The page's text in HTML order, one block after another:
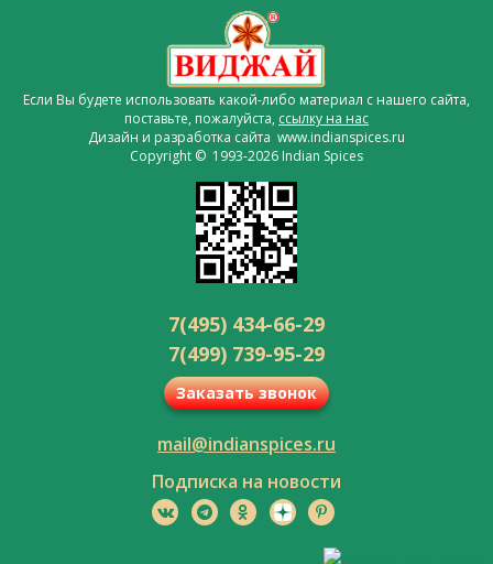
Если Вы будете использовать какой-либо материал с нашего сайта,
поставьте, пожалуйста, ссылку на нас
Дизайн и разработка сайта www.indianspices.ru
Copyright © 1993-2026 Indian Spices
7(495) 434-66-29
7(499) 739-95-29
Заказать звонок
mail@indianspices.ru
Подписка на новости